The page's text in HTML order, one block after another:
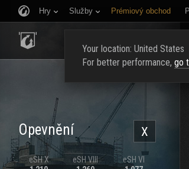
Hry Služby Prémiový obchod
X
Opevnění
eSH X
eSH VIII
eSH VI
Your location: United States
For better performance, go